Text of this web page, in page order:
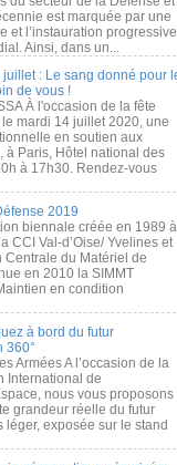
est marquée par une
et l’instauration progressive
Ainsi, dans un...
: Le sang donné pour
de vous !
À l'occasion de la fête
mardi 14 juillet 2020, une
en soutien aux
à Paris, Hôtel national des
à 17h30. Rendez-vous
2019
biennale créée en 1989 à
CCI Val-d’Oise/ Yvelines et
Centrale du Matériel de
en 2010 la SIMMT
en condition
à bord du futur
360°
Armées A l’occasion de la
International de
nous vous proposons
grandeur réelle du futur
léger, exposée sur le stand